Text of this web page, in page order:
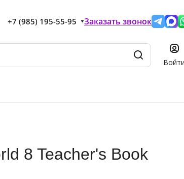
+7 (985) 195-55-95 Заказать звонок
Войти
8 Teacher's Book